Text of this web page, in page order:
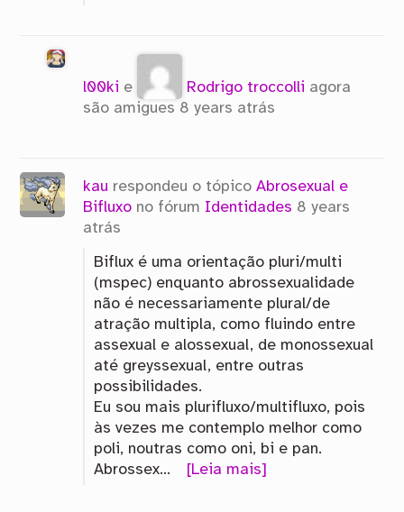
l00ki e Rodrigo troccolli agora
são amigues 8 years atrás
kau respondeu o tópicoAbrosexual e
Bifluxo no fórum Identidades 8 years
atrás
Biflux é uma orientação pluri/multi
(mspec) enquanto abrossexualidade
não é necessariamente plural/de
atração multipla, como fluindo entre
assexual e alossexual, de monossexual
até greyssexual, entre outras
possibilidades.
Eu sou mais plurifluxo/multifluxo, pois
às vezes me contemplo melhor como
poli, noutras como oni, bi e pan.
Abrossex…
[Leia mais]